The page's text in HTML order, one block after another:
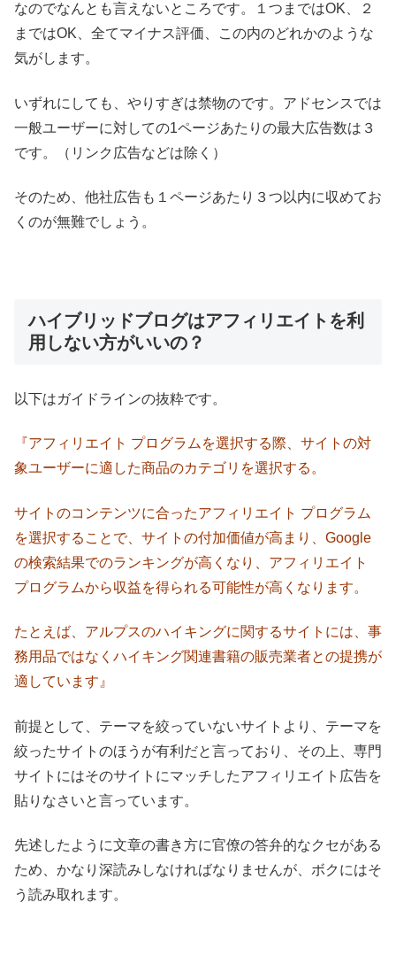
なのでなんとも言えないところです。１つまではOK、２
まではOK、全てマイナス評価、この内のどれかのような
気がします。
いずれにしても、やりすぎは禁物のです。アドセンスでは
一般ユーザーに対しての1ページあたりの最大広告数は３
です。（リンク広告などは除く）
そのため、他社広告も１ページあたり３つ以内に収めてお
くのが無難でしょう。
ハイブリッドブログはアフィリエイトを利
用しない方がいいの？
以下はガイドラインの抜粋です。
『アフィリエイト プログラムを選択する際、サイトの対
象ユーザーに適した商品のカテゴリを選択する。
サイトのコンテンツに合ったアフィリエイト プログラム
を選択することで、サイトの付加価値が高まり、Google
の検索結果でのランキングが高くなり、アフィリエイト
プログラムから収益を得られる可能性が高くなります。
たとえば、アルプスのハイキングに関するサイトには、事
務用品ではなくハイキング関連書籍の販売業者との提携が
適しています』
前提として、テーマを絞っていないサイトより、テーマを
絞ったサイトのほうが有利だと言っており、その上、専門
サイトにはそのサイトにマッチしたアフィリエイト広告を
貼りなさいと言っています。
先述したように文章の書き方に官僚の答弁的なクセがある
ため、かなり深読みしなければなりませんが、ボクにはそ
う読み取れます。